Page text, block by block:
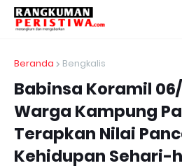
Beranda Bengkalis
Babinsa Koramil
Warga Kampung
Terapkan Nilai
Kehidupan Sehari-